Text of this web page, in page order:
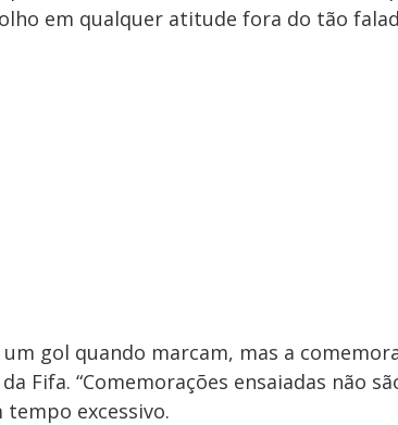
em qualquer atitude fora do tão
gol quando marcam, mas a
Fifa. “Comemorações ensaiadas não
excessivo.